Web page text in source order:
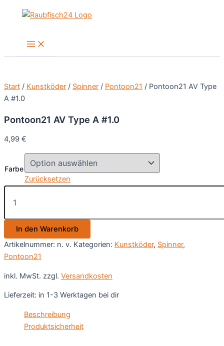
Main
Menu
Start / Kunstköder / Spinner / Pontoon21 / Pontoon21 AV Type
A #1.0
Pontoon21 AV Type A #1.0
4,99 €
Farbe
Zurücksetzen
Pontoon21
A
#1.0
Menge
In den Warenkorb
Artikelnummer: n. v. Kategorien: Kunstköder, Spinner,
Pontoon21
inkl. MwSt. zzgl. Versandkosten
Lieferzeit: in 1-3 Werktagen bei dir
Beschreibung
Produktsicherheit